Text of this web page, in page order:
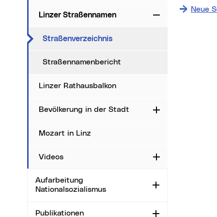
Linzer Straßennamen Zuklappen
Straßenverzeichnis(aktueller Menüpunkt)
Straßennamenbericht
Linzer Rathausbalkon
Bevölkerung in der Stadt Aufklappen
Mozart in Linz
Videos Aufklappen
Aufarbeitung
Nationalsozialismus
Aufklappen
Publikationen Aufklappen
Neue